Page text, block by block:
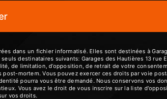
dans un fichier informatisé. Elles sont destinées à
destinataires suivants: Garages des Hautières 13 rue
de limitation, d’opposition, de retrait de votre
mortem. Vous pouvez exercer ces droits par voie
pourra vous être demandé. Nous conservons vos
Vous avez le droit de vous inscrire sur la liste
vos droits.